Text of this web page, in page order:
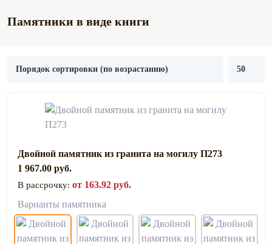
Памятники в виде книги
Двойной памятник из гранита на могилу П273
1 967.00 руб.
В рассрочку: от 163.92 руб.
Варианты памятника